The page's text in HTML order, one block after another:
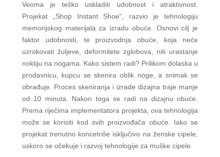
Veoma je teško uskladiti udobnost i atraktivnost.
Projekat „Shop Instant Shoe“, razvio je tehnologiju
memorijskog materijala za izradu obuće. Osnovi cilj je
faktor udobnosti, te proizvodnja obuće, koja neće
uzrokovati žuljeve, deformitete zglobova, niti urastanje
noktiju na nogama. Kako sistem radi? Prilikom dolaska u
prodavnicu, kupcu se skenira oblik noge, a snimak se
obrađuje. Proces skeniranja i izrade dizajna traje manje
od 10 minuta. Nakon toga se radi na dizajnu obuće.
Prema riječima implementatora projekta, ova tehnologija
može se korisiti kod svih proizvođača obuće. Iako se
projekat trenutno koncetriše isključivo na ženske cipele,
uskoro se očekuje i razvoj tehnologije za muške cipele.